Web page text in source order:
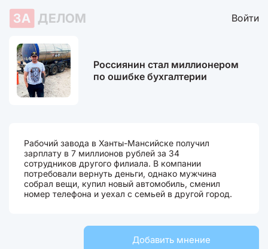
ЗА ДЕЛОМ Войти
Россиянин стал миллионером
по ошибке бухгалтерии
Рабочий завода в Ханты-Мансийске получил
зарплату в 7 миллионов рублей за 34
сотрудников другого филиала. В компании
потребовали вернуть деньги, однако мужчина
собрал вещи, купил новый автомобиль, сменил
номер телефона и уехал с семьей в другой город.
Добавить мнение